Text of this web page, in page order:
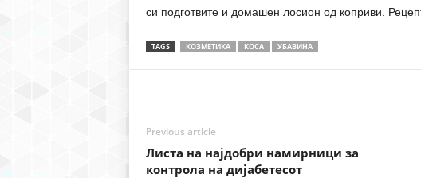
си подготвите и домашен лосион од коприви.
TAGS КОЗМЕТИКА КОСА УБАВИНА
Previous article
Листа на најдобри намирници за
контрола на дијабетесот